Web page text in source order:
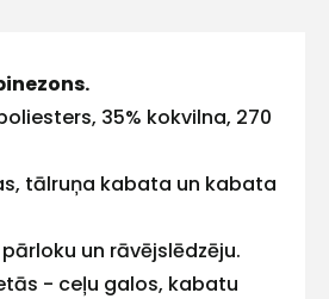
35% kokvilna, 270
tālruņa kabata un kabata
un rāvējslēdzēju.
- ceļu galos, kabatu
E-pasts
Kontakttālrunis